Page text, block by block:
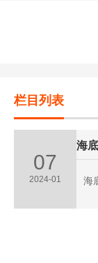
栏目列表
07
2024-01
海
海